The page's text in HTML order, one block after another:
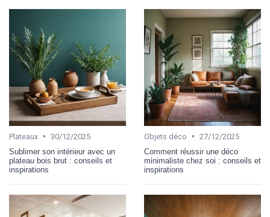
Plateaux • 30/12/2025
Sublimer son intérieur avec un
plateau bois brut : conseils et
inspirations
Objets déco • 27/12/2025
Comment réussir une déco
minimaliste chez soi : conseils et
inspirations